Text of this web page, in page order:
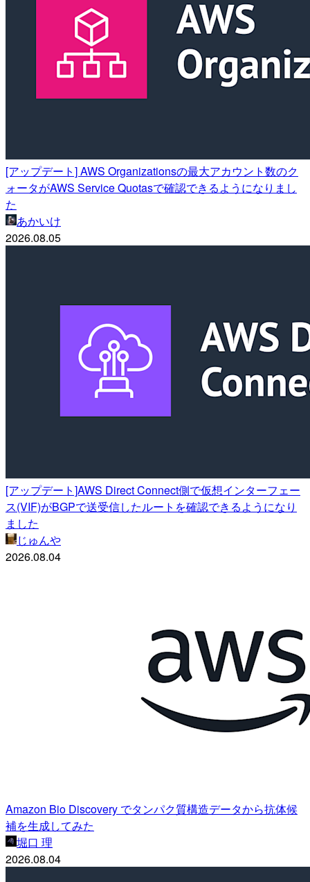
[アップデート] AWS Organizationsの最大アカウント数のク
ォータがAWS Service Quotasで確認できるようになりまし
た
あかいけ
2026.08.05
[アップデート]AWS Direct Connect側で仮想インターフェー
ス(VIF)がBGPで送受信したルートを確認できるようになり
ました
じゅんや
2026.08.04
Amazon Bio Discovery でタンパク質構造データから抗体候
補を生成してみた
堀口 理
2026.08.04